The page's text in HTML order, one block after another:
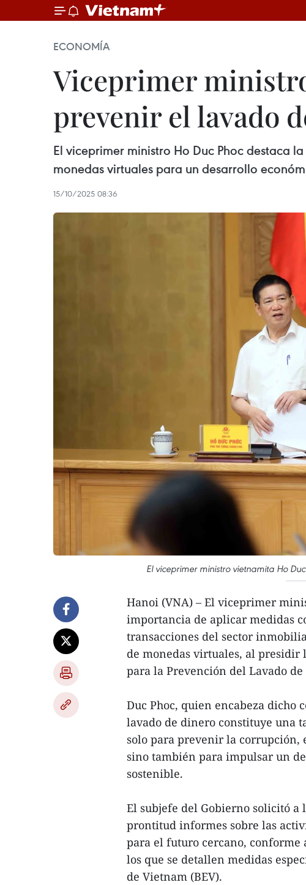
ECONOMÍA
Viceprimer
prevenir el lavado
El viceprimer ministro Ho Duc Phoc destaca
monedas virtuales para un desarrollo
15/10/2025 08:36
El viceprimer ministro vietnamita Ho
Hanoi (VNA) – El viceprimer
importancia de aplicar medidas
transacciones del sector
de monedas virtuales, al
para la Prevención del Lavado
Duc Phoc, quien encabeza dicho
lavado de dinero constituye una
solo para prevenir la corrupción,
sino también para impulsar un
sostenible.
El subjefe del Gobierno solicitó a
prontitud informes sobre las
para el futuro cercano,
los que se detallen medidas
de Vietnam (BEV).